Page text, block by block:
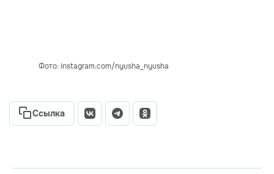
Фото: instagram.com/nyusha_nyusha
Ссылка